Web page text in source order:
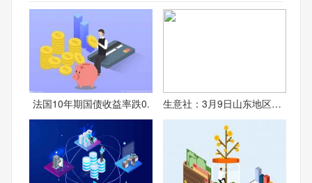
法国10年期国债收益率跌0. 生意社：3月9日山东地区DM